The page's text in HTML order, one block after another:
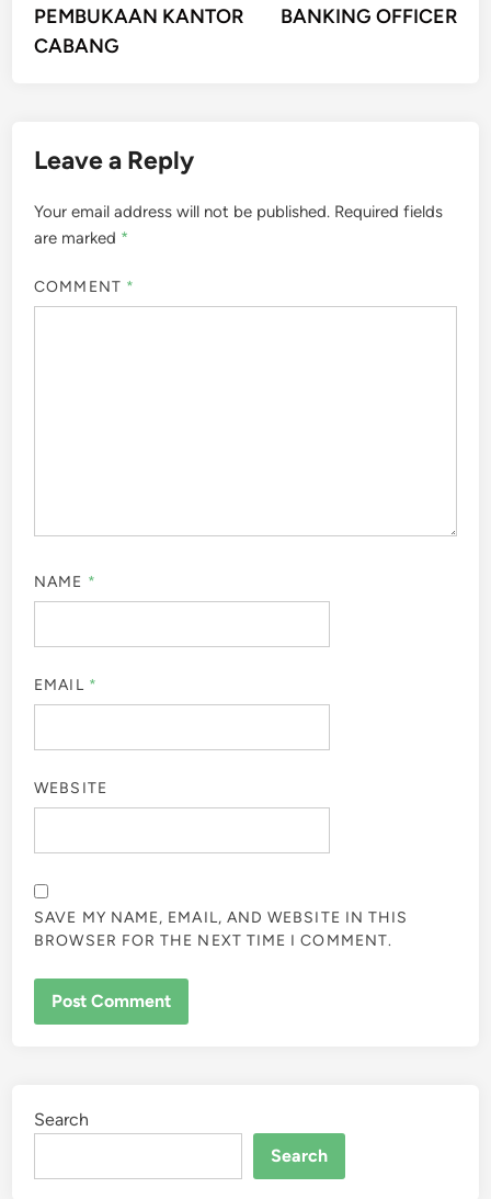
PEMBUKAAN KANTOR
CABANG
BANKING OFFICER
Leave a Reply
Your email address will not be published. Required fields
are marked *
COMMENT *
NAME *
EMAIL *
WEBSITE
SAVE MY NAME, EMAIL, AND WEBSITE IN THIS
BROWSER FOR THE NEXT TIME I COMMENT.
Search
Search